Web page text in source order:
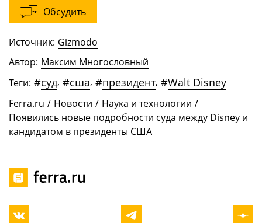
Обсудить
Источник: Gizmodo
Автор: Максим Многословный
Теги: #суд, #сша, #президент, #Walt Disney
Ferra.ru / Новости / Наука и технологии /
Появились новые подробности суда между Disney и
кандидатом в президенты США